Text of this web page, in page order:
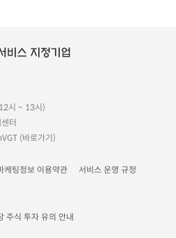
시 ~ 13시)
터
(바로가기)
케팅정보 이용약관 서비스 운영 규정
주식 투자 유의 안내